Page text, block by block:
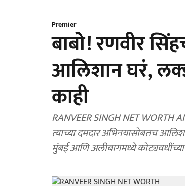
Premier
बाबो! रणवीर
आलिशान घरं,
काही
RANVEER SINGH NET WORTH
त्याच्या दमदार अभिनयासोबतच
मुंबई आणि अलीबागमध्ये